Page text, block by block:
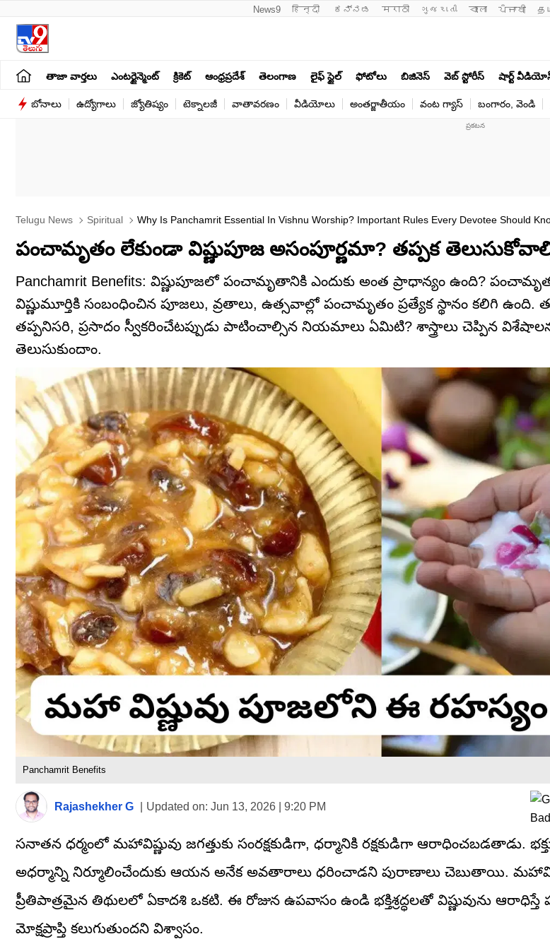
News9 हिन्दी ಕನ್ನಡ मराठी ગુજરાતી বাংলা ਪੰਜਾਬੀ
తాజా వార్తలు ఎంటర్టైన్మెంట్ క్రికెట్ ఆంధ్రప్రదేశ్ తెలంగాణ లైఫ్ స్టైల్ ఫోటోలు బిజినెస్ వెబ్ స్టోరీస్ షార్ట్
బోనాలు ఉద్యోగాలు జ్యోతిష్యం టెక్నాలజీ వాతావరణం వీడియోలు అంతర్జాతీయం వంట గ్యాస్ బంగారం, వెండి
Telugu News Spiritual Why Is Panchamrit Essential In Vishnu Worship? Important Rules Every Devotee Should
పంచామృతం లేకుండా విష్ణుపూజ అసంపూర్ణమా? తప్పక
Panchamrit Benefits: విష్ణుపూజలో పంచామృతానికి ఎందుకు అంత ప్రాధాన్యం ఉంది?
విష్ణుమూర్తికి సంబంధించిన పూజలు, వ్రతాలు, ఉత్సవాల్లో పంచామృతం ప్రత్యేక స్థానం కలిగి ఉంది.
తప్పనిసరి, ప్రసాదం స్వీకరించేటప్పుడు పాటించాల్సిన నియమాలు ఏమిటి? శాస్త్రాలు చెప్పిన
తెలుసుకుందాం.
Panchamrit Benefits
Rajashekher G Updated on: Jun 13, 2026 | 9:20 PM
సనాతన ధర్మంలో మహావిష్ణువు జగత్తుకు సంరక్షకుడిగా, ధర్మానికి రక్షకుడిగా ఆరాధించబడతాడు.
అధర్మాన్ని నిర్మూలించేందుకు ఆయన అనేక అవతారాలు ధరించాడని పురాణాలు చెబుతాయి.
ప్రీతిపాత్రమైన తిథులలో ఏకాదశి ఒకటి. ఈ రోజున ఉపవాసం ఉండి భక్తిశ్రద్ధలతో విష్ణువును
మోక్షప్రాప్తి కలుగుతుందని విశ్వాసం.